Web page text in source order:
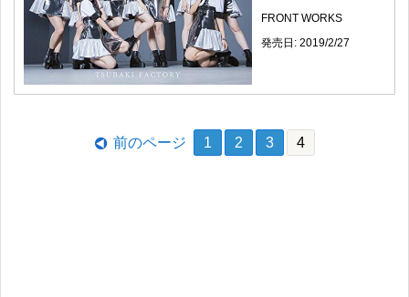
FRONT WORKS
発売日: 2019/2/27
前のページ 1 2 3 4